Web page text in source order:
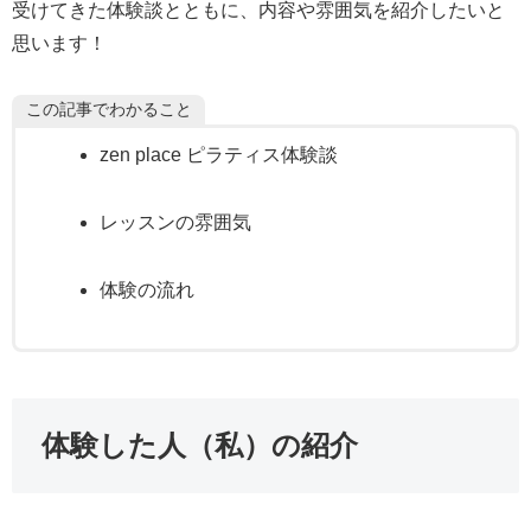
受けてきた体験談とともに、内容や雰囲気を紹介したいと
思います！
この記事でわかること
zen place ピラティス体験談
レッスンの雰囲気
体験の流れ
体験した人（私）の紹介